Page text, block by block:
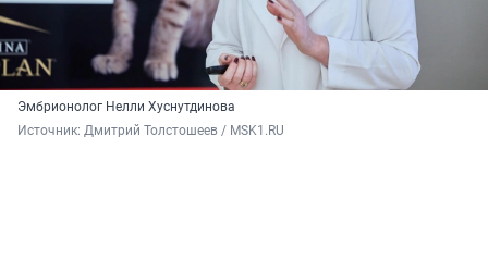
Эмбрионолог Нелли Хуснутдинова
Источник: Дмитрий Толстошеев / MSK1.RU